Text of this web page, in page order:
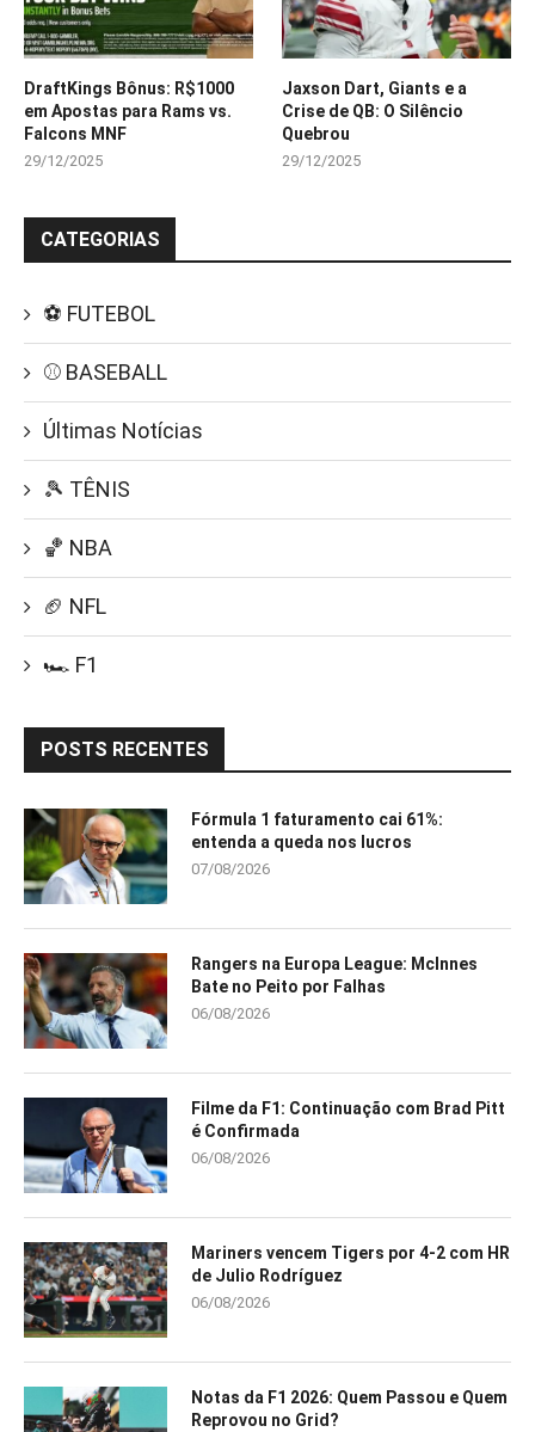
DraftKings Bônus: R$1000
em Apostas para Rams vs.
Falcons MNF
29/12/2025
Jaxson Dart, Giants e a
Crise de QB: O Silêncio
Quebrou
29/12/2025
CATEGORIAS
⚽ FUTEBOL
⚾ BASEBALL
Últimas Notícias
🎾 TÊNIS
🏀 NBA
🏈 NFL
🏎️ F1
POSTS RECENTES
Fórmula 1 faturamento cai 61%:
entenda a queda nos lucros
07/08/2026
Rangers na Europa League: McInnes
Bate no Peito por Falhas
06/08/2026
Filme da F1: Continuação com Brad Pitt
é Confirmada
06/08/2026
Mariners vencem Tigers por 4-2 com HR
de Julio Rodríguez
06/08/2026
Notas da F1 2026: Quem Passou e Quem
Reprovou no Grid?